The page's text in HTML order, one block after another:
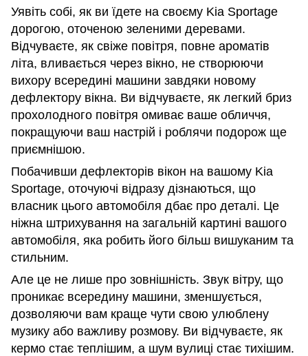
Уявіть собі, як ви їдете на своєму Kia Sportage
дорогою, оточеною зеленими деревами.
Відчуваєте, як свіже повітря, повне ароматів
літа, вливається через вікно, не створюючи
вихору всередині машини завдяки новому
дефлектору вікна. Ви відчуваєте, як легкий бриз
прохолодного повітря омиває ваше обличчя,
покращуючи ваш настрій і роблячи подорож ще
приємнішою.
Побачивши дефлекторів вікон на вашому Kia
Sportage, оточуючі відразу дізнаються, що
власник цього автомобіля дбає про деталі. Це
ніжна штрихування на загальній картині вашого
автомобіля, яка робить його більш вишуканим та
стильним.
Але це не лише про зовнішність. Звук вітру, що
проникає всередину машини, зменшується,
дозволяючи вам краще чути свою улюблену
музику або важливу розмову. Ви відчуваєте, як
кермо стає теплішим, а шум вулиці стає тихішим.